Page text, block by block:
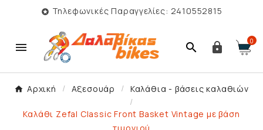
 Τηλεφωνικές Παραγγελίες: 2410552815
   0
Αρχική Αξεσουάρ Καλάθια - βάσεις καλαθιών
Καλάθι Zefal Classic Front Basket Vintage με βάση